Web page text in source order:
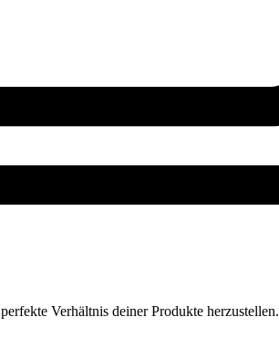
Verhältnis deiner Produkte herzustellen.